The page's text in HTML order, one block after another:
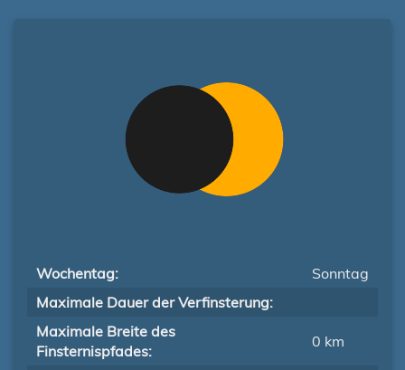
Wochentag:
Sonntag
Maximale Dauer der Verfinsterung:
Maximale Breite des
Finsternispfades:
0 km